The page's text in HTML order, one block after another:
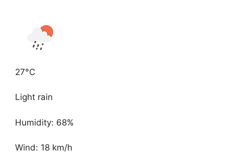
27°C
Light rain
Humidity: 68%
Wind: 18 km/h